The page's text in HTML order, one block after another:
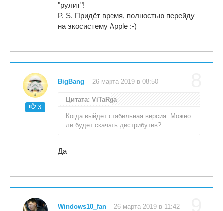
"рулит"!
P. S. Придёт время, полностью перейду
на экосистему Apple :-)
3
BigBang 26 марта 2019 в 08:50
Цитата: ViTaRga
Когда выйдет стабильная версия. Можно
ли будет скачать дистрибутив?
Да
Windows10_fan 26 марта 2019 в 11:42